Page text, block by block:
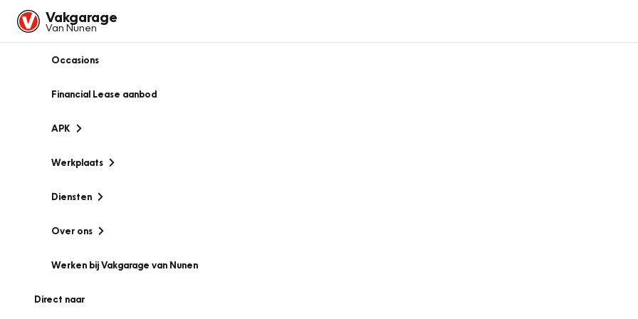
Vakgarage
Van Nunen
Occasions
Financial Lease aanbod
APK
Werkplaats
Diensten
Over ons
Werken bij Vakgarage van Nunen
Direct naar